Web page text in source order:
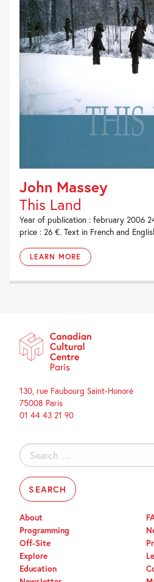
John Massey
This Land
Year of publication : february 2006
price : 26 €. Text in French and
LEARN MORE
130, rue Faubourg Saint-Honoré
75008 Paris
01 44 43 21 90
Search
for:
About
Programming
Off-Site
Explore
Education